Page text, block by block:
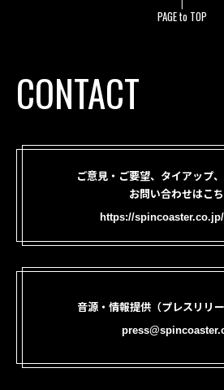
PAGE to TOP
CONTACT
ご意見・ご要望、タイアップ
お問い合わせはこ
https://
音源・情報提供（プレスリリ